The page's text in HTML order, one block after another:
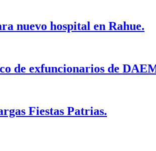
nuevo hospital en Rahue.
de exfuncionarios de
Fiestas Patrias.